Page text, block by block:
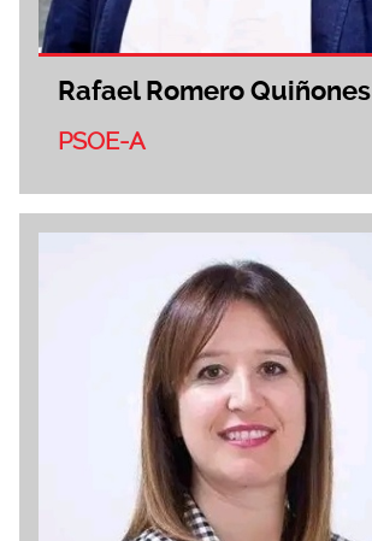
Rafael Romero Quiñones
PSOE-A